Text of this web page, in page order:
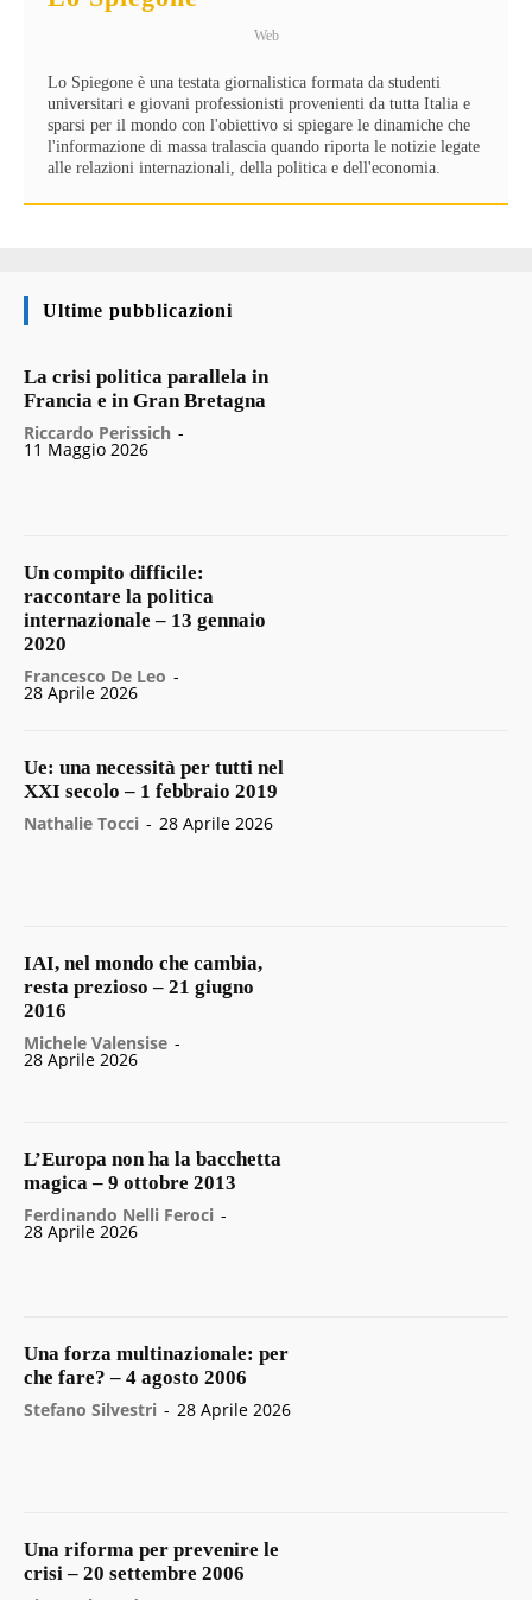
Web
Lo Spiegone è una testata giornalistica formata da studenti
universitari e giovani professionisti provenienti da tutta Italia e
sparsi per il mondo con l'obiettivo si spiegare le dinamiche che
l'informazione di massa tralascia quando riporta le notizie legate
alle relazioni internazionali, della politica e dell'economia.
Ultime pubblicazioni
La crisi politica parallela in
Francia e in Gran Bretagna
Riccardo Perissich -
11 Maggio 2026
Un compito difficile:
raccontare la politica
internazionale – 13 gennaio
2020
Francesco De Leo -
28 Aprile 2026
Ue: una necessità per tutti nel
XXI secolo – 1 febbraio 2019
Nathalie Tocci - 28 Aprile 2026
IAI, nel mondo che cambia,
resta prezioso – 21 giugno
2016
Michele Valensise -
28 Aprile 2026
L’Europa non ha la bacchetta
magica – 9 ottobre 2013
Ferdinando Nelli Feroci -
28 Aprile 2026
Una forza multinazionale: per
che fare? – 4 agosto 2006
Stefano Silvestri - 28 Aprile 2026
Una riforma per prevenire le
crisi – 20 settembre 2006